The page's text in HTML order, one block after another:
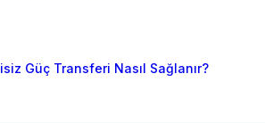
Güç Transferi Nasıl Sağlanır?